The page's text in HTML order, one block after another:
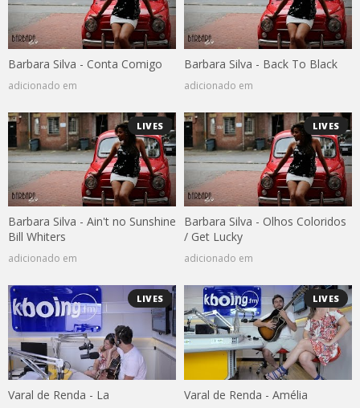
Barbara Silva - Conta Comigo
adicionado em
Barbara Silva - Back To Black
adicionado em
LIVES
Barbara Silva - Ain't no Sunshine
Bill Whiters
adicionado em
LIVES
Barbara Silva - Olhos Coloridos
/ Get Lucky
adicionado em
LIVES
Varal de Renda - La
LIVES
Varal de Renda - Amélia